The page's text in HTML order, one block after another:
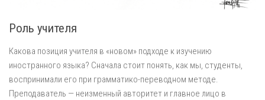
Роль учителя
Какова позиция учителя в «новом» подходе к изучению
иностранного языка? Сначала стоит понять, как мы, студенты,
воспринимали его при грамматико-переводном методе.
Преподаватель — неизменный авторитет и главное лицо в